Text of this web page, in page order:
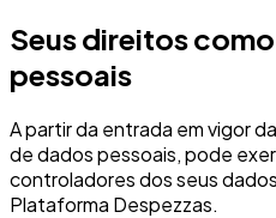
Seus direitos
pessoais
A partir da entrada em vigor
de dados pessoais, pode
controladores dos seus
Plataforma Despezzas.